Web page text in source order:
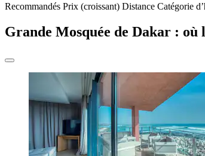
Recommandés Prix (croissant) Distance Catégorie
Grande Mosquée de Dakar :